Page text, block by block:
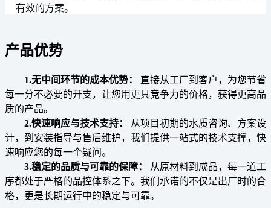
有效的方案。
产品优势
1.无中间环节的成本优势：
直接从工厂到客户，为您节省
每一分不必要的开支，让您用更具竞争力的价格，获得更高品
质的产品。
2.快速响应与技术支持：
从项目初期的水质咨询、方案设
计，到安装指导与售后维护，我们提供一站式的技术支撑，快
速响应您的每一个疑问。
3.稳定的品质与可靠的保障：
从原材料到成品，每一道工
序都处于严格的品控体系之下。我们承诺的不仅是出厂时的合
格，更是长期运行中的稳定与可靠。